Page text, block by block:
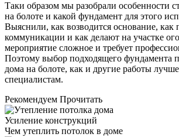
Таки образом мы разобрали особенности
на болоте и какой фундамент для этого
Выяснили, как возводится основание, как
коммуникации и как делают на участке
мероприятие сложное и требует
Поэтому выбор подходящего фундамента
дома на болоте, как и другие работы
специалистам.
Рекомендуем Прочитать
Усиление конструкций
Чем утеплить потолок в доме